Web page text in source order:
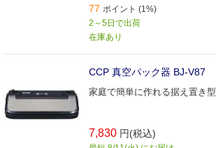
77 ポイント (1%)
2～5日で出荷
在庫あり
CCP 真空パック器 BJ-V87
家庭で簡単に作れる据え置き
7,830 円(税込)